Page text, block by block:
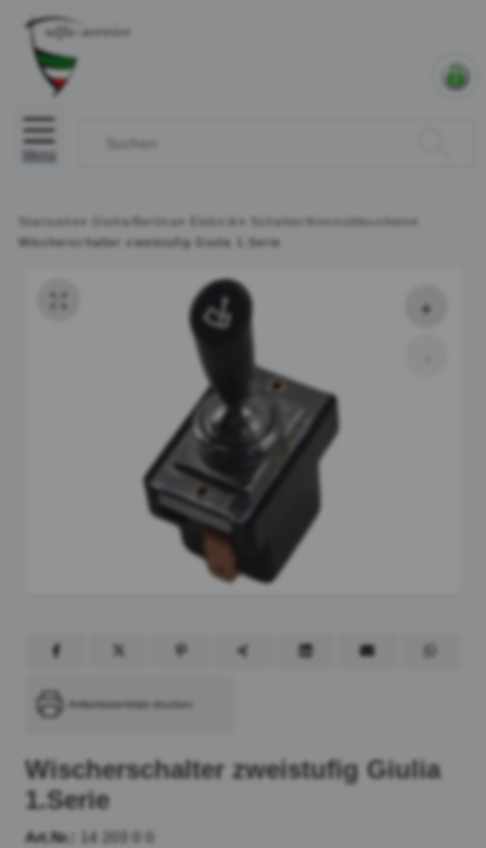
Menü
Startseite » Giulia/Berlina» Elektrik » Schalter/Kontrollleuchten »
Wischerschalter zweistufig Giulia 1.Serie
Artikeldatenblatt drucken
Wischerschalter zweistufig Giulia
1.Serie
Art.Nr.: 14 203 0 0